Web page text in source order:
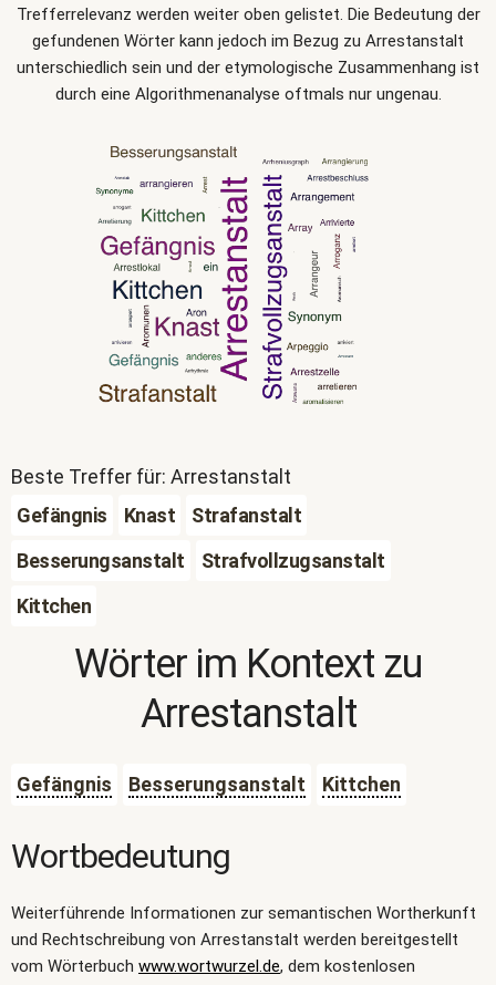
Trefferrelevanz werden weiter oben gelistet. Die Bedeutung der
gefundenen Wörter kann jedoch im Bezug zu Arrestanstalt
unterschiedlich sein und der etymologische Zusammenhang ist
durch eine Algorithmenanalyse oftmals nur ungenau.
Beste Treffer für: Arrestanstalt
Gefängnis
Knast
Strafanstalt
Besserungsanstalt
Strafvollzugsanstalt
Kittchen
Wörter im Kontext zu
Arrestanstalt
Gefängnis Besserungsanstalt Kittchen
Wortbedeutung
Weiterführende Informationen zur semantischen Wortherkunft
und Rechtschreibung von Arrestanstalt werden bereitgestellt
vom Wörterbuch www.wortwurzel.de, dem kostenlosen